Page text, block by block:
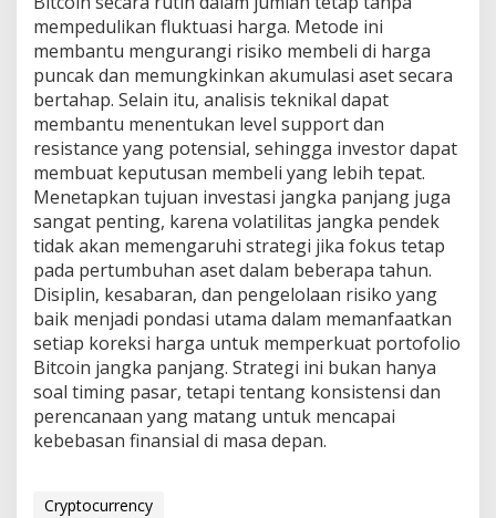
mempedulikan fluktuasi harga. Metode ini
membantu mengurangi risiko membeli di harga
puncak dan memungkinkan akumulasi aset secara
bertahap. Selain itu, analisis teknikal dapat
membantu menentukan level support dan
resistance yang potensial, sehingga investor dapat
membuat keputusan membeli yang lebih tepat.
Menetapkan tujuan investasi jangka panjang juga
sangat penting, karena volatilitas jangka pendek
tidak akan memengaruhi strategi jika fokus tetap
pada pertumbuhan aset dalam beberapa tahun.
Disiplin, kesabaran, dan pengelolaan risiko yang
baik menjadi pondasi utama dalam memanfaatkan
setiap koreksi harga untuk memperkuat portofolio
Bitcoin jangka panjang. Strategi ini bukan hanya
soal timing pasar, tetapi tentang konsistensi dan
perencanaan yang matang untuk mencapai
kebebasan finansial di masa depan.
Cryptocurrency